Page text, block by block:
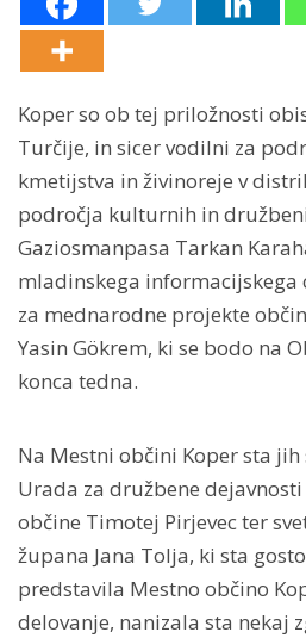
Koper so ob tej priložnosti
Turčije, in sicer vodilni za
kmetijstva in živinoreje v
področja kulturnih in
Gaziosmanpasa Tarkan
mladinskega
za mednarodne projekte
Yasin Gökrem, ki se bodo na
konca tedna.
Na Mestni občini Koper sta
Urada za družbene
občine Timotej Pirjevec ter
župana Jana Tolja, ki sta
predstavila Mestno občino
delovanje, nanizala sta nekaj